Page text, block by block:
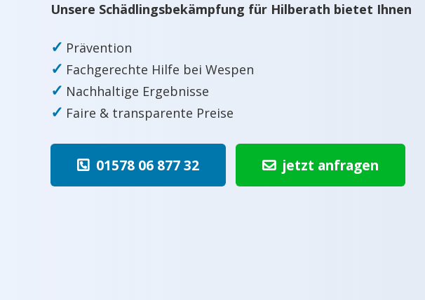
Unsere Schädlingsbekämpfung für Hilberath bietet Ihnen
✓ Prävention
✓ Fachgerechte Hilfe bei Wespen
✓ Nachhaltige Ergebnisse
✓ Faire & transparente Preise
01578 06 877 32 jetzt anfragen